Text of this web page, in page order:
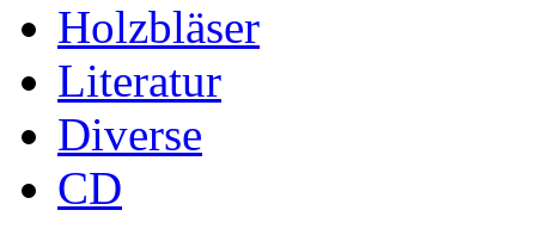
Holzbläser
Literatur
Diverse
CD